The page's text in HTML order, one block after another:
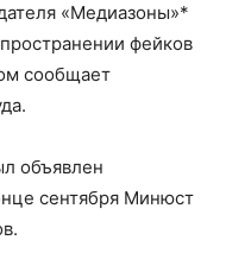
«Медиазоны»*
фейков
сообщает
объявлен
сентября Минюст